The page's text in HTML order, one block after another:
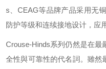
s
CEAG等品牌产品采用无
防护等级和连续接地设计，应
Crouse-Hinds系列仍然是在最
全性與可靠性的代名詞。雖然